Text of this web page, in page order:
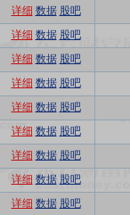
详细 数据 股吧
详细 数据 股吧
详细 数据 股吧
详细 数据 股吧
详细 数据 股吧
详细 数据 股吧
详细 数据 股吧
详细 数据 股吧
详细 数据 股吧